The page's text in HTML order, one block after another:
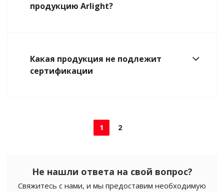
продукцию Arlight?
Какая продукция не подлежит
сертификации
1 2
Не нашли ответа на свой вопрос?
Свяжитесь с нами, и мы предоставим необходимую